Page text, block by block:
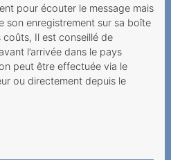
pour écouter le message mais
son enregistrement sur sa boîte
coûts, Il est conseillé de
l’arrivée dans le pays
peut être effectuée via le
ou directement depuis le